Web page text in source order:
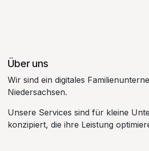
Über uns
Wir sind ein digitales
Niedersachsen.
Unsere Services sind für kleine
konzipiert, die ihre Leistung